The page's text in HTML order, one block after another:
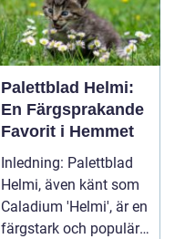
Palettblad Helmi:
En Färgsprakande
Favorit i Hemmet
Inledning: Palettblad
Helmi, även känt som
Caladium 'Helmi', är en
färgstark och populär